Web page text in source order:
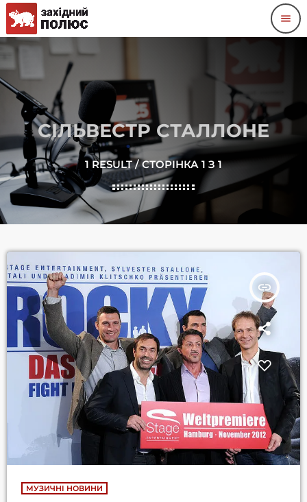
menu
СІЛЬВЕСТР СТАЛЛОНЕ
1 RESULT / СТОРІНКА 1 З 1
insert_link
МУЗИЧНІ НОВИНИ